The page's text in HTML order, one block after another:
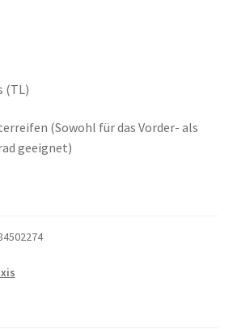
(TL)
(Sowohl für das Vorder- als
geeignet)